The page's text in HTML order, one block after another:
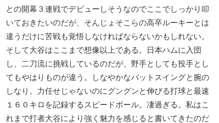
との開幕３連戦でデビューしそうなのでここでしっかり叩
いておきたいのだが、そんじょそこらの高卒ルーキーとは
違うだけに苦戦も覚悟しなければならないかもしれない。
そして大谷はここまで想像以上である。日本ハムに入団
し、二刀流に挑戦しているのだが、野手としても投手とし
てもやはりものが違う。しなやかなバットスイングと腕の
しなり。力任せじゃないのにグングンと伸びる打球と最速
１６０キロを記録するスピードボール。凄過ぎる。私はこ
れまで打者大谷により強く魅力を感じると書いてきたのだ